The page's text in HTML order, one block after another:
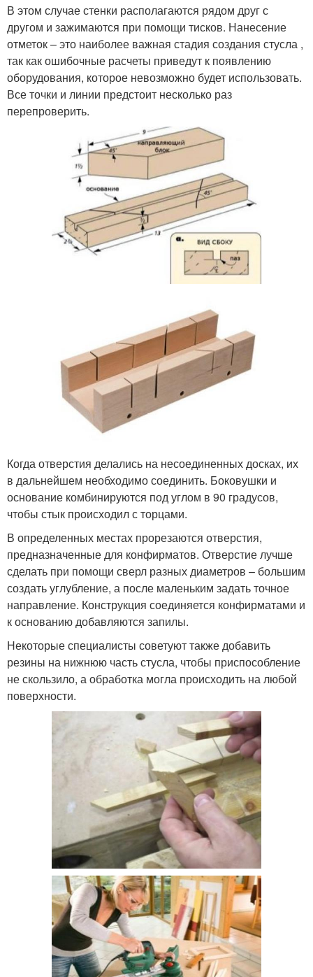
В этом случае стенки располагаются рядом друг с
другом и зажимаются при помощи тисков. Нанесение
отметок – это наиболее важная стадия создания стусла ,
так как ошибочные расчеты приведут к появлению
оборудования, которое невозможно будет использовать.
Все точки и линии предстоит несколько раз
перепроверить.
Когда отверстия делались на несоединенных досках, их
в дальнейшем необходимо соединить. Боковушки и
основание комбинируются под углом в 90 градусов,
чтобы стык происходил с торцами.
В определенных местах прорезаются отверстия,
предназначенные для конфирматов. Отверстие лучше
сделать при помощи сверл разных диаметров – большим
создать углубление, а после маленьким задать точное
направление. Конструкция соединяется конфирматами и
к основанию добавляются запилы.
Некоторые специалисты советуют также добавить
резины на нижнюю часть стусла, чтобы приспособление
не скользило, а обработка могла происходить на любой
поверхности.